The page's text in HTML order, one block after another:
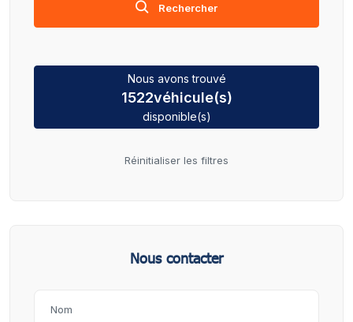
Rechercher
Nous avons trouvé
1522véhicule(s)
disponible(s)
Réinitialiser les filtres
Nous contacter